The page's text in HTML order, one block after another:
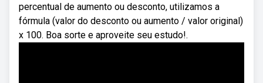
percentual de aumento ou desconto, utilizamos a
fórmula (valor do desconto ou aumento / valor original)
x 100. Boa sorte e aproveite seu estudo!.